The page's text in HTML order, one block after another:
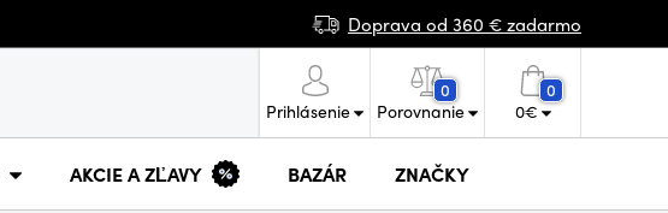
Doprava od 360 € zadarmo
Prihlásenie
0
Porovnanie
0
0€
AKCIE A ZĽAVY BAZÁR ZNAČKY